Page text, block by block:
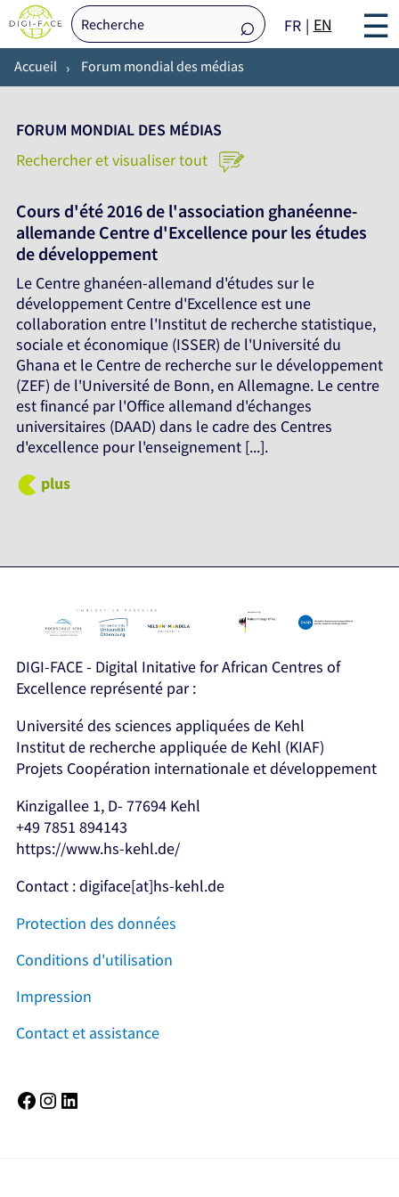
FR EN ☰
Accueil Forum mondial des médias
FORUM MONDIAL DES MÉDIAS
Rechercher et visualiser tout
Cours d'été 2016 de l'association ghanéenne-
allemande Centre d'Excellence pour les études
de développement
Le Centre ghanéen-allemand d'études sur le
développement Centre d'Excellence est une
collaboration entre l'Institut de recherche statistique,
sociale et économique (ISSER) de l'Université du
Ghana et le Centre de recherche sur le développement
(ZEF) de l'Université de Bonn, en Allemagne. Le centre
est financé par l'Office allemand d'échanges
universitaires (DAAD) dans le cadre des Centres
d'excellence pour l'enseignement [...].
plus
DIGI-FACE - Digital Initative for African Centres of
Excellence représenté par :
Université des sciences appliquées de Kehl
Institut de recherche appliquée de Kehl (KIAF)
Projets Coopération internationale et développement
Kinzigallee 1, D- 77694 Kehl
+49 7851 894143
https://www.hs-kehl.de/
Contact : digiface[at]hs-kehl.de
Protection des données
Conditions d'utilisation
Impression
Contact et assistance
Facebook Instagram